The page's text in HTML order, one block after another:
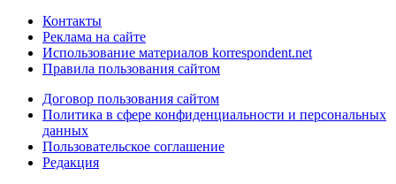
Контакты
Реклама на сайте
Использование материалов korrespondent.net
Правила пользования сайтом
Договор пользования сайтом
Политика в сфере конфиденциальности и персональных
данных
Пользовательское соглашение
Редакция